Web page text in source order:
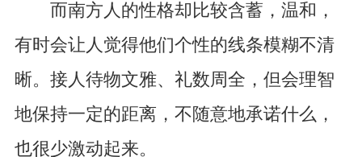
而南方人的性格却比较含蓄，温和，
有时会让人觉得他们个性的线条模糊不清
晰。接人待物文雅、礼数周全，但会理智
地保持一定的距离，不随意地承诺什么，
也很少激动起来。